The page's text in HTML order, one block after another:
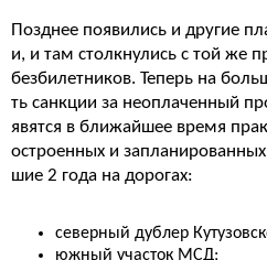
Позднее появились и другие
и, и там столкнулись с той же
безбилетников. Теперь на
ть санкции за неоплаченный
явятся в ближайшее время
остроенных и
шие 2 года на дорогах:
северный дублер
южный участок МСД;